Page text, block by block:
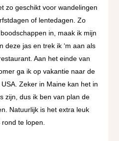
zo geschikt voor wandelingen
of lentedagen. Zo
in, maak ik mijn
deze jas en trek ik ‘m aan als
Aan het einde van
ga ik op vakantie naar de
Zeker in Maine kan het in
zijn, dus ik ben van plan de
Natuurlijk is het extra leuk
te lopen.